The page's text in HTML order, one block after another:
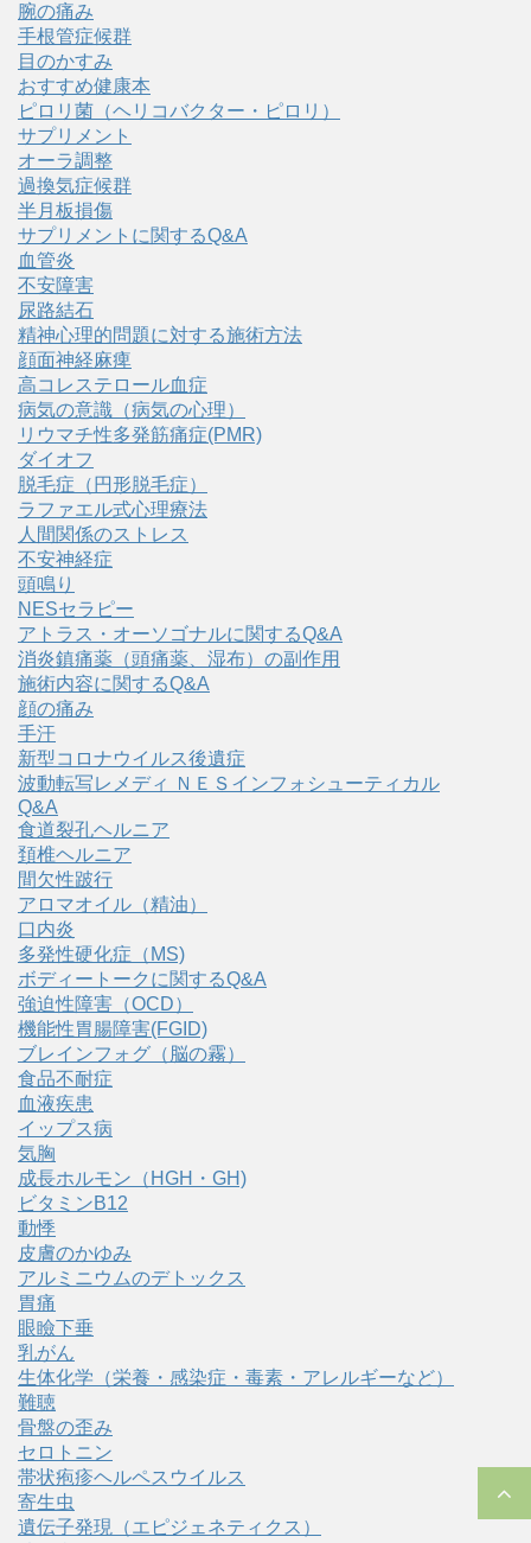
腕の痛み
手根管症候群
目のかすみ
おすすめ健康本
ピロリ菌（ヘリコバクター・ピロリ）
サプリメント
オーラ調整
過換気症候群
半月板損傷
サプリメントに関するQ&A
血管炎
不安障害
尿路結石
精神心理的問題に対する施術方法
顔面神経麻痺
高コレステロール血症
病気の意識（病気の心理）
リウマチ性多発筋痛症(PMR)
ダイオフ
脱毛症（円形脱毛症）
ラファエル式心理療法
人間関係のストレス
不安神経症
頭鳴り
NESセラピー
アトラス・オーソゴナルに関するQ&A
消炎鎮痛薬（頭痛薬、湿布）の副作用
施術内容に関するQ&A
顔の痛み
手汗
新型コロナウイルス後遺症
波動転写レメディ ＮＥＳインフォシューティカル
Q&A
食道裂孔ヘルニア
頚椎ヘルニア
間欠性跛行
アロマオイル（精油）
口内炎
多発性硬化症（MS)
ボディートークに関するQ&A
強迫性障害（OCD）
機能性胃腸障害(FGID)
ブレインフォグ（脳の霧）
食品不耐症
血液疾患
イップス病
気胸
成長ホルモン（HGH・GH)
ビタミンB12
動悸
皮膚のかゆみ
アルミニウムのデトックス
胃痛
眼瞼下垂
乳がん
生体化学（栄養・感染症・毒素・アレルギーなど）
難聴
骨盤の歪み
セロトニン
帯状疱疹ヘルペスウイルス
寄生虫
遺伝子発現（エピジェネティクス）